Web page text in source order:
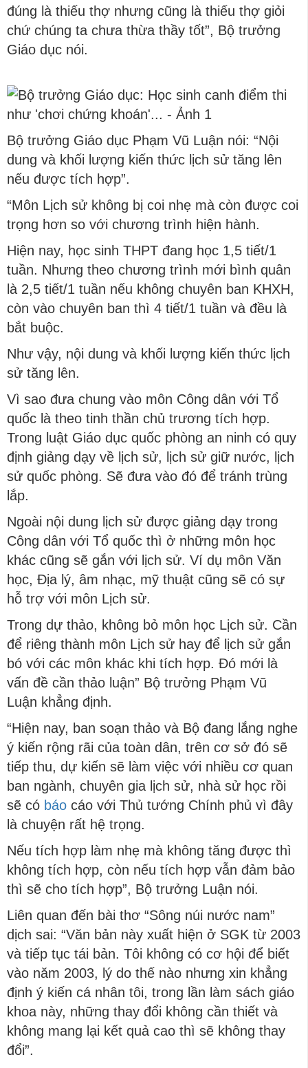
đúng là thiếu thợ nhưng cũng là thiếu thợ giỏi
chứ chúng ta chưa thừa thầy tốt”, Bộ trưởng
Giáo dục nói.
Bộ trưởng Giáo dục Phạm Vũ Luận nói: “Nội
dung và khối lượng kiến thức lịch sử tăng lên
nếu được tích hợp”.
“Môn Lịch sử không bị coi nhẹ mà còn được coi
trọng hơn so với chương trình hiện hành.
Hiện nay, học sinh THPT đang học 1,5 tiết/1
tuần. Nhưng theo chương trình mới bình quân
là 2,5 tiết/1 tuần nếu không chuyên ban KHXH,
còn vào chuyên ban thì 4 tiết/1 tuần và đều là
bắt buộc.
Như vậy, nội dung và khối lượng kiến thức lịch
sử tăng lên.
Vì sao đưa chung vào môn Công dân với Tổ
quốc là theo tinh thần chủ trương tích hợp.
Trong luật Giáo dục quốc phòng an ninh có quy
định giảng dạy về lịch sử, lịch sử giữ nước, lịch
sử quốc phòng. Sẽ đưa vào đó để tránh trùng
lắp.
Ngoài nội dung lịch sử được giảng dạy trong
Công dân với Tổ quốc thì ở những môn học
khác cũng sẽ gắn với lịch sử. Ví dụ môn Văn
học, Địa lý, âm nhạc, mỹ thuật cũng sẽ có sự
hỗ trợ với môn Lịch sử.
Trong dự thảo, không bỏ môn học Lịch sử. Cần
để riêng thành môn Lịch sử hay để lịch sử gắn
bó với các môn khác khi tích hợp. Đó mới là
vấn đề cần thảo luận” Bộ trưởng Phạm Vũ
Luận khẳng định.
“Hiện nay, ban soạn thảo và Bộ đang lắng nghe
ý kiến rộng rãi của toàn dân, trên cơ sở đó sẽ
tiếp thu, dự kiến sẽ làm việc với nhiều cơ quan
ban ngành, chuyên gia lịch sử, nhà sử học rồi
sẽ có báo cáo với Thủ tướng Chính phủ vì đây
là chuyện rất hệ trọng.
Nếu tích hợp làm nhẹ mà không tăng được thì
không tích hợp, còn nếu tích hợp vẫn đảm bảo
thì sẽ cho tích hợp”, Bộ trưởng Luận nói.
Liên quan đến bài thơ “Sông núi nước nam”
dịch sai: “Văn bản này xuất hiện ở SGK từ 2003
và tiếp tục tái bản. Tôi không có cơ hội để biết
vào năm 2003, lý do thế nào nhưng xin khẳng
định ý kiến cá nhân tôi, trong lần làm sách giáo
khoa này, những thay đổi không cần thiết và
không mang lại kết quả cao thì sẽ không thay
đổi”.